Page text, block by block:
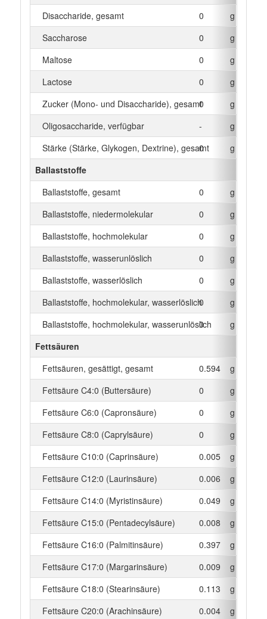
Disaccharide, gesamt
0
g
Saccharose
0
g
Maltose
0
g
Lactose
0
g
Zucker (Mono- und Disaccharide), gesamt0
g
Oligosaccharide, verfügbar
-
g
Stärke (Stärke, Glykogen, Dextrine), gesamt
0
g
Ballaststoffe
Ballaststoffe, gesamt
0
g
Ballaststoffe, niedermolekular
0
g
Ballaststoffe, hochmolekular
0
g
Ballaststoffe, wasserunlöslich
0
g
Ballaststoffe, wasserlöslich
0
g
Ballaststoffe, hochmolekular, wasserlöslich0
g
Ballaststoffe, hochmolekular, wasserunlöslich
0
g
Fettsäuren
Fettsäuren, gesättigt, gesamt
0.594
g
Fettsäure C4:0 (Buttersäure)
0
g
Fettsäure C6:0 (Capronsäure)
0
g
Fettsäure C8:0 (Caprylsäure)
0
g
Fettsäure C10:0 (Caprinsäure)
0.005
g
Fettsäure C12:0 (Laurinsäure)
0.006
g
Fettsäure C14:0 (Myristinsäure)
0.049
g
Fettsäure C15:0 (Pentadecylsäure)
0.008
g
Fettsäure C16:0 (Palmitinsäure)
0.397
g
Fettsäure C17:0 (Margarinsäure)
0.009
g
Fettsäure C18:0 (Stearinsäure)
0.113
g
Fettsäure C20:0 (Arachinsäure)
0.004
g